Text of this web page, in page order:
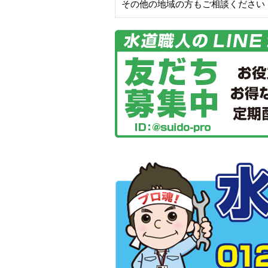
その他の地域の方もご相談ください